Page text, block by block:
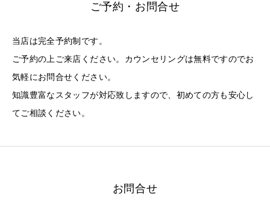
ご予約・お問合せ
当店は完全予約制です。
ご予約の上ご来店ください。カウンセリングは無料ですのでお
気軽にお問合せください。
知識豊富なスタッフが対応致しますので、初めての方も安心し
てご相談ください。
お問合せ